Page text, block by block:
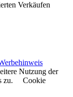
Verkäufen
Nutzung der
zu.
Cookie